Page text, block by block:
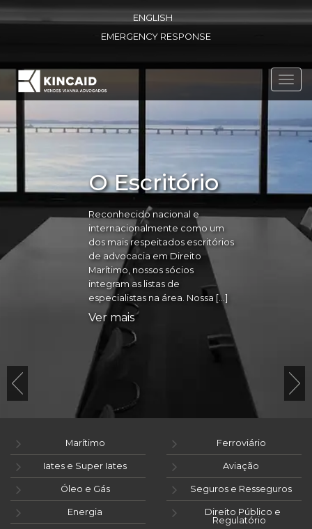
ENGLISH
EMERGENCY RESPONSE
O Escritório
Reconhecido nacional e
internacionalmente como um
dos mais respeitados escritórios
de advocacia em Direito
Marítimo, nossos sócios
integram as listas de
especialistas na área. Nossa […]
Ver mais
Marítimo
Iates e Super Iates
Óleo e Gás
Energia
Ferroviário
Aviação
Seguros e Resseguros
Direito Público e
Regulatório